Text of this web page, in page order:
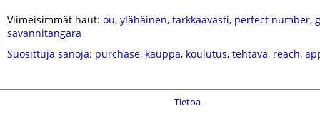
Viimeisimmät haut: ou, ylähäinen, tarkkaavasti, perfect number,
savannitangara
Suosittuja sanoja: purchase, kauppa, koulutus, tehtävä, reach,
Tietoa